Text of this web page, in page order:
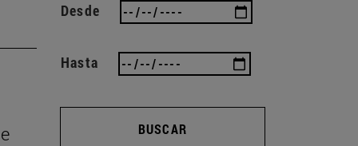
Desde
Hasta
BUSCAR